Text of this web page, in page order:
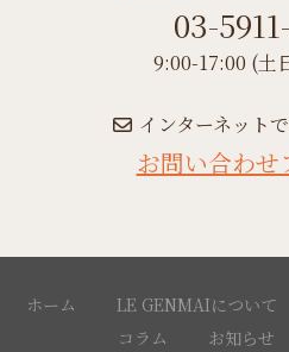
03-
9:00-17:00 (土
インターネット
お問い合わせ
ホーム LE GENMAIについて
コラム
お知らせ